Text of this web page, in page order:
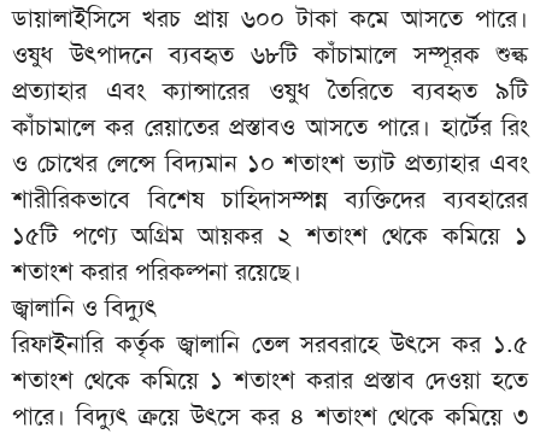
ডায়ালাইসিসে খরচ প্রায় ৬০০ টাকা কমে আসতে পারে।
ওষুধ উৎপাদনে ব্যবহৃত ৬৮টি কাঁচামালে সম্পূরক শুল্ক
প্রত্যাহার এবং ক্যান্সারের ওষুধ তৈরিতে ব্যবহৃত ৯টি
কাঁচামালে কর রেয়াতের প্রস্তাবও আসতে পারে। হার্টের রিং
ও চোখের লেন্সে বিদ্যমান ১০ শতাংশ ভ্যাট প্রত্যাহার এবং
শারীরিকভাবে বিশেষ চাহিদাসম্পন্ন ব্যক্তিদের ব্যবহারের
১৫টি পণ্যে অগ্রিম আয়কর ২ শতাংশ থেকে কমিয়ে ১
শতাংশ করার পরিকল্পনা রয়েছে।
জ্বালানি ও বিদ্যুৎ
রিফাইনারি কর্তৃক জ্বালানি তেল সরবরাহে উৎসে কর ১.৫
শতাংশ থেকে কমিয়ে ১ শতাংশ করার প্রস্তাব দেওয়া হতে
পারে। বিদ্যুৎ ক্রয়ে উৎসে কর ৪ শতাংশ থেকে কমিয়ে ৩